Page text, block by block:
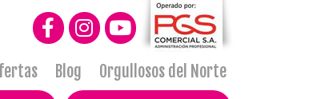
Blog Orgullosos del Norte